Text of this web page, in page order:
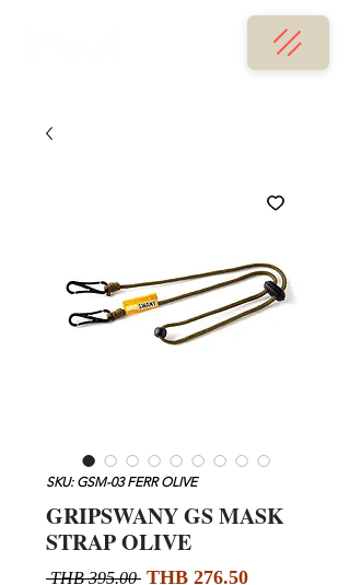
SKU: GSM-03 FERR OLIVE
GRIPSWANY GS MASK
STRAP OLIVE
THB 395.00 일
THB 276.50할